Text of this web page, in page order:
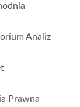
Analiz
Prawna